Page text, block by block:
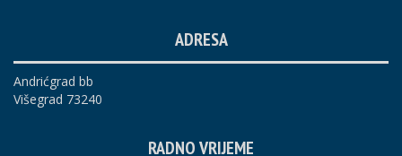
ADRESA
Andrićgrad bb
Višegrad 73240
RADNO VRIJEME